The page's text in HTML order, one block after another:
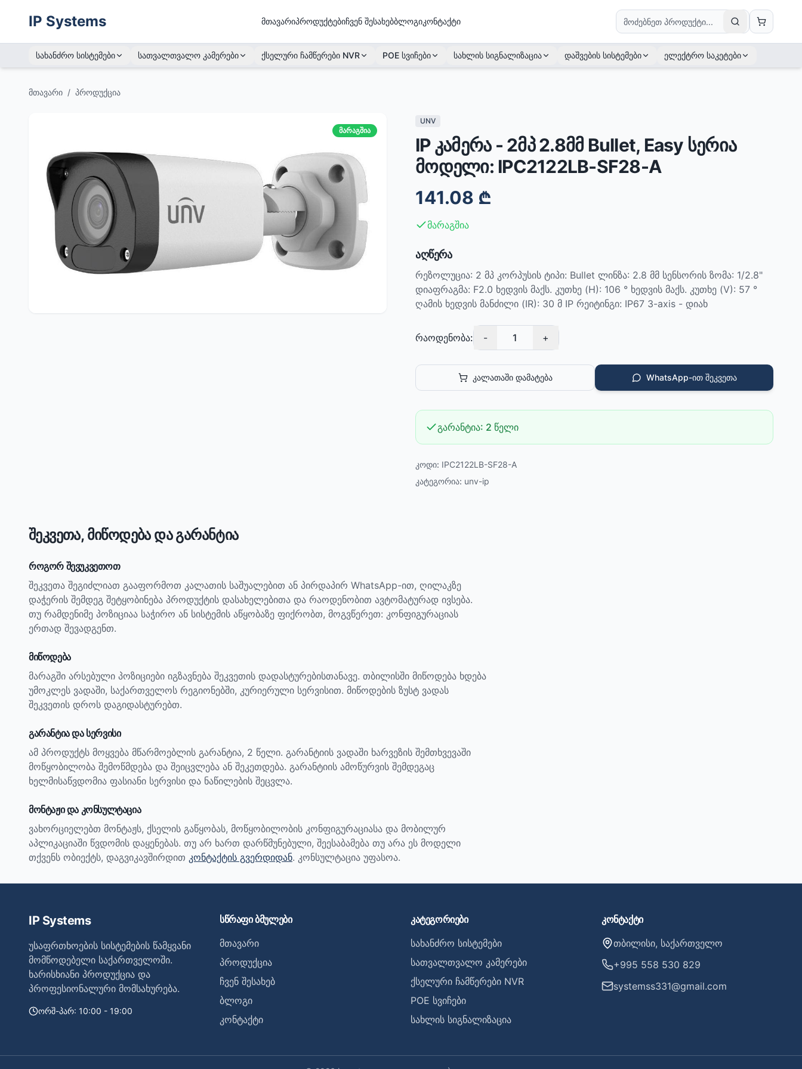
IP Systems მთავარიპროდუქტებიჩვენ შესახებბლოგიკონტაქტი
სახანძრო სისტემები სათვალთვალო კამერები ქსელური ჩამწერები NVR POE სვიჩები სახლის სიგნალიზაცია დაშვების სისტემები ელექტრო საკეტები
მთავარი / პროდუქცია
მარაგშია
UNV
IP კამერა - 2მპ 2.8მმ Bullet, Easy სერია
მოდელი: IPC2122LB-SF28-A
141.08 ₾
მარაგშია
აღწერა
რეზოლუცია: 2 მპ კორპუსის ტიპი: Bullet ლინზა: 2.8 მმ სენსორის ზომა: 1/2.8"
დიაფრაგმა: F2.0 ხედვის მაქს. კუთხე (H): 106 ° ხედვის მაქს. კუთხე (V): 57 °
ღამის ხედვის მანძილი (IR): 30 მ IP რეიტინგი: IP67 3-axis - დიახ
რაოდენობა: - 1 +
კალათაში დამატება WhatsApp-ით შეკვეთა
გარანტია: 2 წელი
კოდი: IPC2122LB-SF28-A
კატეგორია: unv-ip
შეკვეთა, მიწოდება და გარანტია
როგორ შევუკვეთოთ
შეკვეთა შეგიძლიათ გააფორმოთ კალათის საშუალებით ან პირდაპირ WhatsApp-ით, ღილაკზე
დაჭერის შემდეგ შეტყობინება პროდუქტის დასახელებითა და რაოდენობით ავტომატურად ივსება.
თუ რამდენიმე პოზიციაა საჭირო ან სისტემის აწყობაზე ფიქრობთ, მოგვწერეთ: კონფიგურაციას
ერთად შევადგენთ.
მიწოდება
მარაგში არსებული პოზიციები იგზავნება შეკვეთის დადასტურებისთანავე. თბილისში მიწოდება ხდება
უმოკლეს ვადაში, საქართველოს რეგიონებში, კურიერული სერვისით. მიწოდების ზუსტ ვადას
შეკვეთის დროს დაგიდასტურებთ.
გარანტია და სერვისი
ამ პროდუქტს მოყვება მწარმოებლის გარანტია, 2 წელი. გარანტიის ვადაში ხარვეზის შემთხვევაში
მოწყობილობა შემოწმდება და შეიცვლება ან შეკეთდება. გარანტიის ამოწურვის შემდეგაც
ხელმისაწვდომია ფასიანი სერვისი და ნაწილების შეცვლა.
მონტაჟი და კონსულტაცია
ვახორციელებთ მონტაჟს, ქსელის გაწყობას, მოწყობილობის კონფიგურაციასა და მობილურ
აპლიკაციაში წვდომის დაყენებას. თუ არ ხართ დარწმუნებული, შეესაბამება თუ არა ეს მოდელი
თქვენს ობიექტს, დაგვიკავშირდით კონტაქტის გვერდიდან. კონსულტაცია უფასოა.
IP Systems
უსაფრთხოების სისტემების წამყვანი
მომწოდებელი საქართველოში.
ხარისხიანი პროდუქცია და
პროფესიონალური მომსახურება.
ორშ-პარ: 10:00 - 19:00
სწრაფი ბმულები
მთავარი
პროდუქცია
ჩვენ შესახებ
ბლოგი
კონტაქტი
კატეგორიები
სახანძრო სისტემები
სათვალთვალო კამერები
ქსელური ჩამწერები NVR
POE სვიჩები
სახლის სიგნალიზაცია
კონტაქტი
თბილისი, საქართველო
+995 558 530 829
systemss331@gmail.com